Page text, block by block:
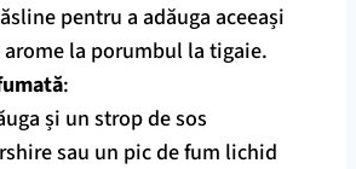
pentru a adăuga aceeași
la porumbul la tigaie.
:
și un strop de sos
sau un pic de fum lichid